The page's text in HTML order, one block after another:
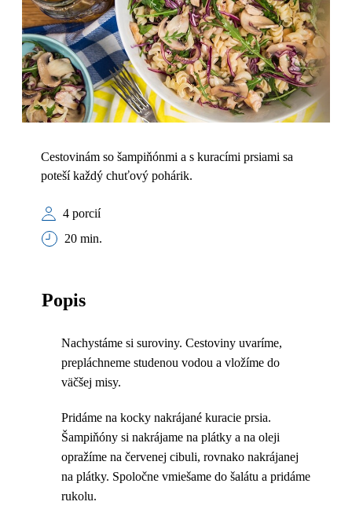
Cestovinám so šampiňónmi a s kuracími prsiami sa
poteší každý chuťový pohárik.
4 porcií
20 min.
Popis
Nachystáme si suroviny. Cestoviny uvaríme,
prepláchneme studenou vodou a vložíme do
väčšej misy.
Pridáme na kocky nakrájané kuracie prsia.
Šampiňóny si nakrájame na plátky a na oleji
opražíme na červenej cibuli, rovnako nakrájanej
na plátky. Spoločne vmiešame do šalátu a pridáme
rukolu.